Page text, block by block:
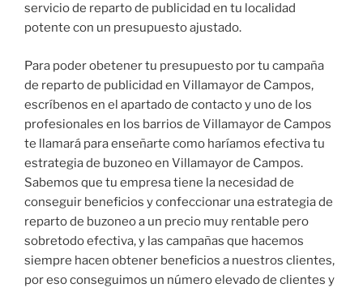
servicio de reparto de publicidad en tu localidad
potente con un presupuesto ajustado.
Para poder obetener tu presupuesto por tu campaña
de reparto de publicidad en Villamayor de Campos,
escríbenos en el apartado de contacto y uno de los
profesionales en los barrios de Villamayor de Campos
te llamará para enseñarte como haríamos efectiva tu
estrategia de buzoneo en Villamayor de Campos.
Sabemos que tu empresa tiene la necesidad de
conseguir beneficios y confeccionar una estrategia de
reparto de buzoneo a un precio muy rentable pero
sobretodo efectiva, y las campañas que hacemos
siempre hacen obtener beneficios a nuestros clientes,
por eso conseguimos un número elevado de clientes y